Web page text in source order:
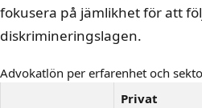
fokusera på jämlikhet för att
diskrimineringslagen.
Advokatlön per erfarenhet och
Privat